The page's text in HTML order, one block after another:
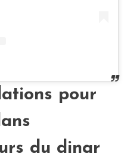
pour
du dinar